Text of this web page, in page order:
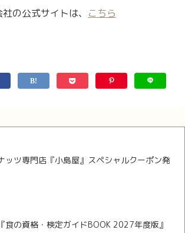
の公式サイトは、 こちら
ッツ専門店『小島屋』スペシャルクーポン発
食の資格・検定ガイドBOOK 2027年度版』